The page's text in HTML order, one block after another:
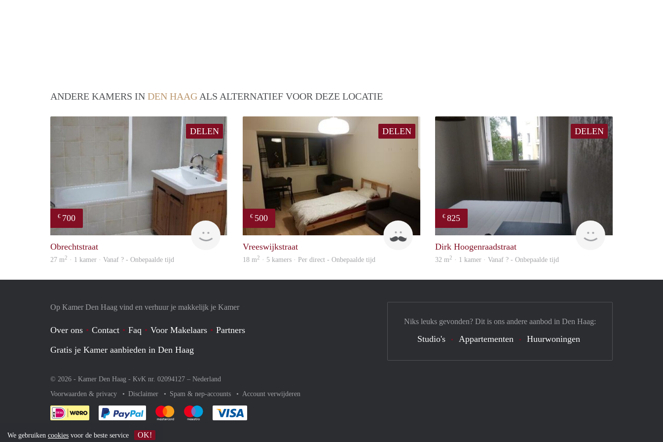
ANDERE KAMERS IN DEN HAAG ALS ALTERNATIEF VOOR DEZE LOCATIE
DELEN
€ 700
rent
Obrechtstraat
27 m2 · 1 kamer · Vanaf ? - Onbepaalde tijd
DELEN
€ 500
Vreeswijkstraat
18 m2 · 5 kamers · Per direct - Onbepaalde tijd
DELEN
€ 825
Dirk Hoogenraadstraat
32 m2 · 1 kamer · Vanaf ? - Onbepaalde tijd
Op Kamer Den Haag vind en verhuur je makkelijk je Kamer
Over ons Contact Faq Voor Makelaars
Partners
Gratis je Kamer aanbieden in Den Haag
© 2026 - Kamer Den Haag - KvK nr. 02094127 – Nederland
Voorwaarden & privacy
Disclaimer Spam & nep-accounts Account verwijderen
Je rekent gemakkelijk af met Paypal
Je rekent gemakkelijk af met Mastercard
Je rekent gemakkelijk af met Meastro
Niks leuks gevonden? Dit is ons andere aanbod in Den Haag:
Studio's Appartementen Huurwoningen
We gebruiken cookies voor de beste service OK!